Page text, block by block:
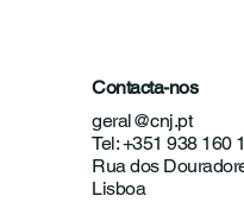
Contacta-nos
geral@cnj.pt
Tel: +351 938 160
Rua dos
Lisboa